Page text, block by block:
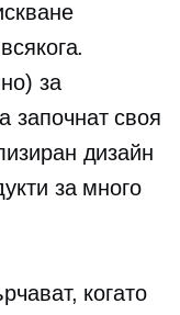
за
започнат своя
дизайн
за много
когато